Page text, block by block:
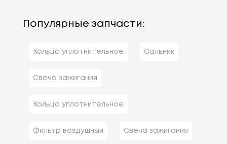
Популярные запчасти:
Кольцо уплотнительное Сальник
Свеча зажигания
Кольцо уплотнительное
Фильтр воздушный Свеча зажигания